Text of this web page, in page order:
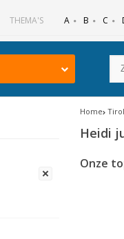
THEMA'S A B C
Home
Heidi
Onze